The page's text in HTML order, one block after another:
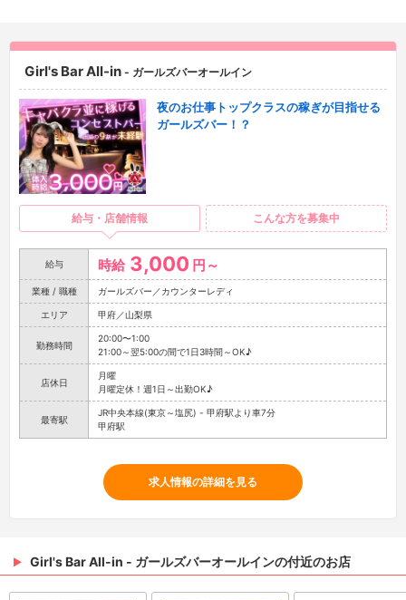
Girl's Bar All-in - ガールズバーオールイン
夜のお仕事トップクラスの稼ぎが目指せる
ガールズバー！？
給与・店舗情報 こんな方を募集中
給与 時給 3,000 円～
業種 / 職種 ガールズバー／カウンターレディ
エリア 甲府／山梨県
勤務時間
20:00〜1:00
21:00～翌5:00の間で1日3時間～OK♪
店休日
月曜
月曜定休！週1日～出勤OK♪
最寄駅
JR中央本線(東京～塩尻) - 甲府駅より車7分
甲府駅
求人情報の詳細を見る
Girl's Bar All-in - ガールズバーオールインの付近のお店